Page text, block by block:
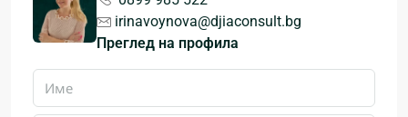
irinavoynova@djiaconsult.bg
Преглед на профила